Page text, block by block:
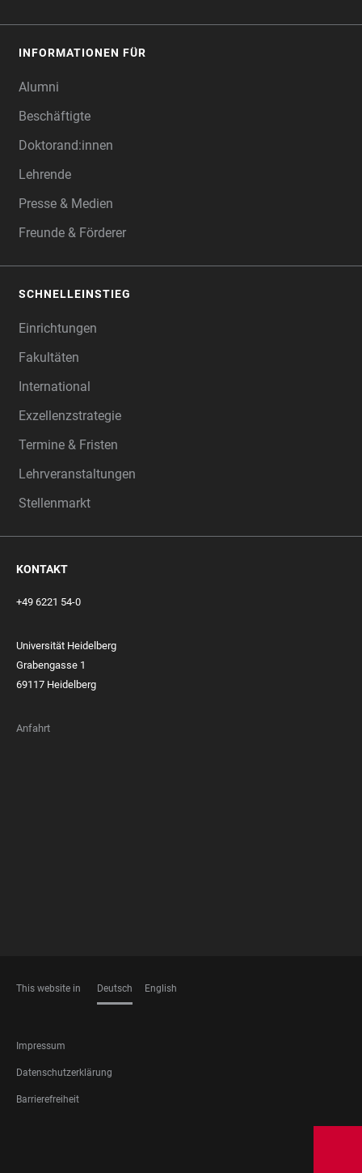
INFORMATIONEN FÜR
Alumni
Beschäftigte
Doktorand:innen
Lehrende
Presse & Medien
Freunde & Förderer
SCHNELLEINSTIEG
Einrichtungen
Fakultäten
International
Exzellenzstrategie
Termine & Fristen
Lehrveranstaltungen
Stellenmarkt
KONTAKT
+49 6221 54-0
Universität Heidelberg
Grabengasse 1
69117 Heidelberg
Anfahrt
This website in Deutsch English
FOOTER
LEGAL
Impressum
Datenschutzerklärung
Barrierefreiheit